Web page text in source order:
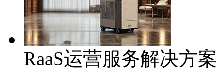
RaaS运营服务解决方案